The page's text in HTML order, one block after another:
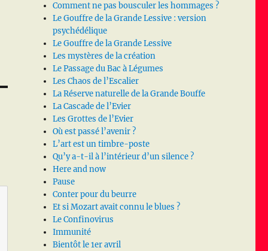
Comment ne pas bousculer les hommages ?
Le Gouffre de la Grande Lessive : version
psychédélique
Le Gouffre de la Grande Lessive
Les mystères de la création
Le Passage du Bac à Légumes
Les Chaos de l’Escalier
La Réserve naturelle de la Grande Bouffe
La Cascade de l’Evier
Les Grottes de l’Evier
Où est passé l’avenir ?
L’art est un timbre-poste
Qu’y a-t-il à l’intérieur d’un silence ?
Here and now
Pause
Conter pour du beurre
Et si Mozart avait connu le blues ?
Le Confinovirus
Immunité
Bientôt le 1er avril